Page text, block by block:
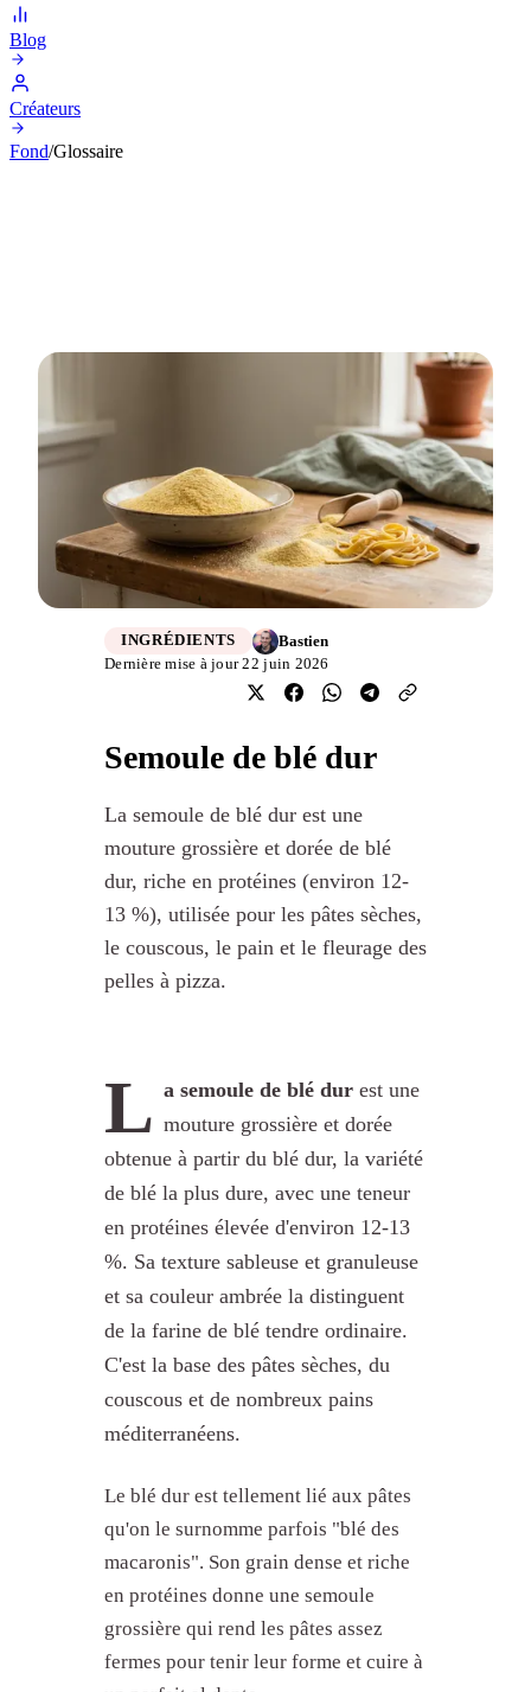
Blog
Créateurs
Fond/Glossaire
INGRÉDIENTS
Bastien
Dernière mise à jour 22 juin 2026
Semoule de blé dur
La semoule de blé dur est une
mouture grossière et dorée de blé
dur, riche en protéines (environ 12-
13 %), utilisée pour les pâtes sèches,
le couscous, le pain et le fleurage des
pelles à pizza.
L a semoule de blé dur est une
mouture grossière et dorée
obtenue à partir du blé dur, la variété
de blé la plus dure, avec une teneur
en protéines élevée d'environ 12-13
%. Sa texture sableuse et granuleuse
et sa couleur ambrée la distinguent
de la farine de blé tendre ordinaire.
C'est la base des pâtes sèches, du
couscous et de nombreux pains
méditerranéens.
Le blé dur est tellement lié aux pâtes
qu'on le surnomme parfois "blé des
macaronis". Son grain dense et riche
en protéines donne une semoule
grossière qui rend les pâtes assez
fermes pour tenir leur forme et cuire à